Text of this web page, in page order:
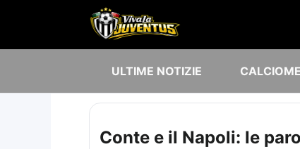
ULTIME NOTIZIE
Conte e il Napoli: le